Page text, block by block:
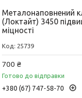
Металонаповнений
(Локтайт) 3450
міцності
25739
700 ₴
Готово до відправки
+380 (67) 747-58-70